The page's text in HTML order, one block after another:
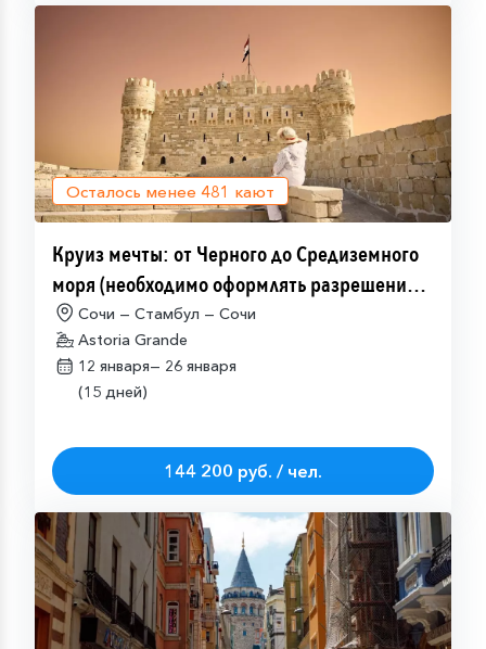
Осталось менее 481 кают
Круиз мечты: от Черного до Средиземного
моря (необходимо оформлять разрешение
на посещение Израиля (ETA-IL)
Сочи — Стамбул — Сочи
Astoria Grande
12 января— 26 января
(15 дней)
144 200 руб. / чел.